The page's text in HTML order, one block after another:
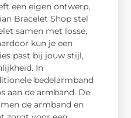
een eigen ontwerp,
Bracelet Shop stel
samen met losse,
kun je een
past bij jouw stijl,
In
bedelarmband
aan de armband. De
de armband en